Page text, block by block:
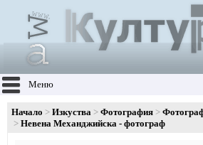
Меню
Начало Изкуства Фотография
Невена Механджийска - фотограф